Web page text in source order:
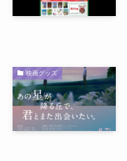
映画グッズ